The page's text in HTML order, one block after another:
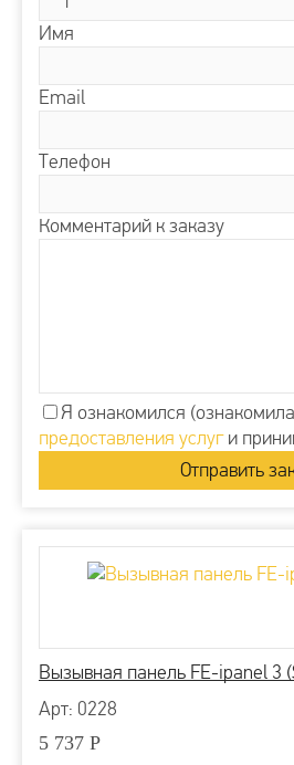
Имя
Email
Телефон
Комментарий к заказу
Я ознакомился
предоставления услуги
Вызывная панель FE-ipanel 3
Арт: 0228
5 737 Р